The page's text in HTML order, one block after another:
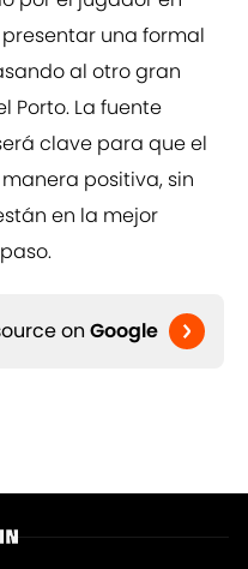
una formal
al otro gran
Porto. La fuente
clave para que el
positiva, sin
en la mejor
on Google